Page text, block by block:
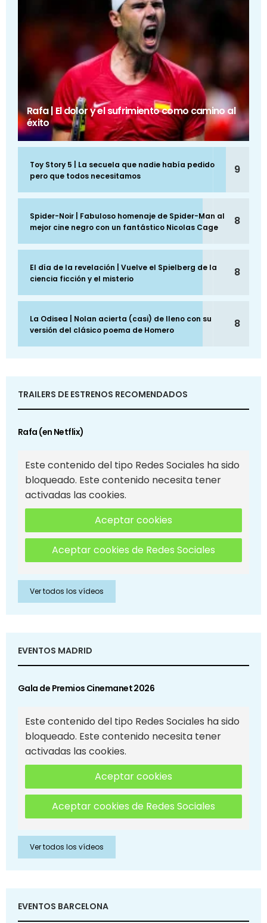
Rafa | El dolor y el sufrimiento como camino al
éxito
Toy Story 5 | La secuela que nadie había pedido
pero que todos necesitamos
9
Spider-Noir | Fabuloso homenaje de Spider-Man al
mejor cine negro con un fantástico Nicolas Cage
8
El día de la revelación | Vuelve el Spielberg de la
ciencia ficción y el misterio
8
La Odisea | Nolan acierta (casi) de lleno con su
versión del clásico poema de Homero
8
TRAILERS DE ESTRENOS RECOMENDADOS
Rafa (en Netflix)
Este contenido del tipo Redes Sociales ha sido
bloqueado. Este contenido necesita tener
activadas las cookies.
Aceptar cookies
Aceptar cookies de Redes Sociales
Ver todos los vídeos
EVENTOS MADRID
Gala de Premios Cinemanet 2026
Este contenido del tipo Redes Sociales ha sido
bloqueado. Este contenido necesita tener
activadas las cookies.
Aceptar cookies
Aceptar cookies de Redes Sociales
Ver todos los vídeos
EVENTOS BARCELONA